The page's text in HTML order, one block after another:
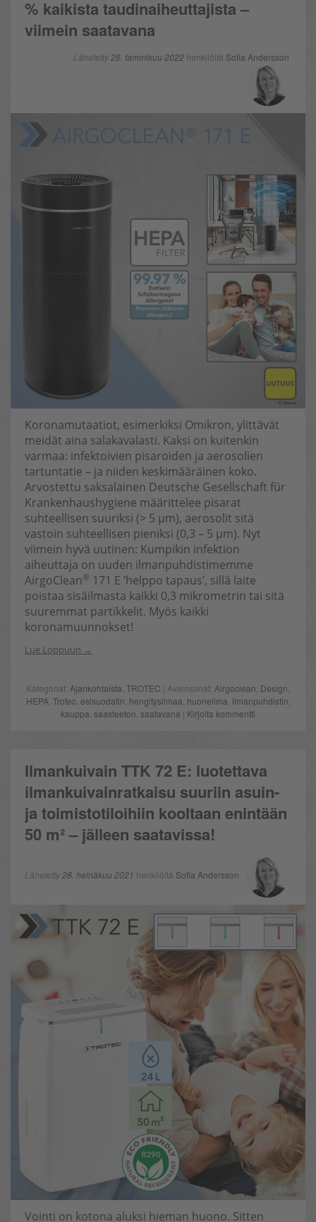
% kaikista taudinaiheuttajista –
viimein saatavana
Lähetetty26. tammikuu 2022 henkilöltä Sofia Andersson
Koronamutaatiot, esimerkiksi Omikron, ylittävät
meidät aina salakavalasti. Kaksi on kuitenkin
varmaa: infektoivien pisaroiden ja aerosolien
tartuntatie – ja niiden keskimääräinen koko.
Arvostettu saksalainen Deutsche Gesellschaft für
Krankenhaushygiene määrittelee pisarat
suhteellisen suuriksi (> 5 µm), aerosolit sitä
vastoin suhteellisen pieniksi (0,3 – 5 µm). Nyt
viimein hyvä uutinen: Kumpikin infektion
aiheuttaja on uuden ilmanpuhdistimemme
AirgoClean® 171 E ’helppo tapaus’, sillä laite
poistaa sisäilmasta kaikki 0,3 mikrometrin tai sitä
suuremmat partikkelit. Myös kaikki
koronamuunnokset!
Lue Loppuun
Kategoriat: Ajankohtaista TROTEC | Avainsanat: Airgoclean Design
HEPA Trotec, esisuodatin hengitysilmaa huoneilma ilmanpuhdistin
kauppa saasteeton saatavana | Kirjoita kommentti
Ilmankuivain TTK 72 E: luotettava
ilmankuivainratkaisu suuriin asuin-
ja toimistotiloihiin kooltaan enintään
50 m² – jälleen saatavissa!
Lähetetty28. heinäkuu 2021 henkilöltä Sofia Andersson
Vointi on kotona aluksi hieman huono. Sitten